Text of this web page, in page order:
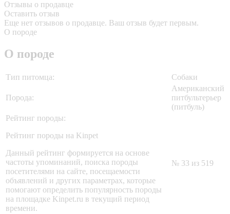
Отзывы о продавце
Оставить отзыв
Еще нет отзывов о продавце. Ваш отзыв будет первым.
О породе
О породе
Тип питомца: Собаки
Порода:
Американский
питбультерьер
(питбуль)
Рейтинг породы:
Рейтинг породы на Kinpet
Данный рейтинг формируется на основе
частоты упоминаний, поиска породы
посетителями на сайте, посещаемости
объявлений и других параметрах, которые
помогают определить популярность породы
на площадке Kinpet.ru в текущий период
времени.
№ 33 из 519